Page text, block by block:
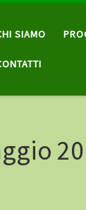
SIAMO